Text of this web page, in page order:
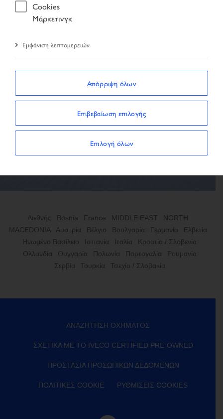
Το όχημα δεν είναι
διαθέσιμο
ΚΑΤΆ ΤΗΝ ΑΝΑΖΉΤΗΣΗ
Διεθνής Bosnia France MIDDLE EAST
NORTH
MACEDONIA
Αυστρία Βέλγιο Βουλγαρία Γερμανία
Ελβετία
Ηνωμένο Βασίλειο
Ισπανία Ιταλία
Κροατία / Σλοβενία
Ολλανδία
Ουγγαρία Πολωνία Πορτογαλία
Ρουμανία
Σερβία
Τουρκία Τσεχία / Σλοβακία
ΑΝΑΖΉΤΗΣΗ ΟΧΉΜΑΤΟΣ
ΣΧΕΤΙΚΆ ΜΕ ΤΟ IVECO CERTIFIED PRE-OWNED
ΠΡΟΣΤΑΣΊΑ ΠΡΟΣΩΠΙΚΏΝ ΔΕΔΟΜΈΝΩΝ
ΠΟΛΙΤΙΚΈΣ COOKIE ΡΥΘΜΊΣΕΙΣ COOKIES
Cookies
Μάρκετινγκ
Εμφάνιση λεπτομερειών
Απόρριψη όλων
Επιβεβαίωση επιλογής
Επιλογή όλων